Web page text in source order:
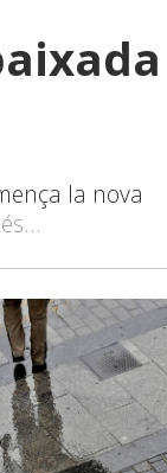
la nova